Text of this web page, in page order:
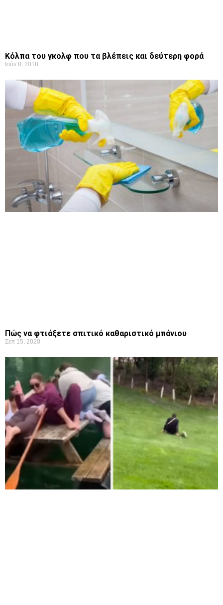
Κόλπα του γκολφ που τα βλέπεις και δεύτερη φορά
Ιούν 8, 2018
Πώς να φτιάξετε σπιτικό καθαριστικό μπάνιου
Σεπ 15, 2020